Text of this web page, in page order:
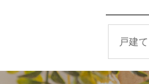
戸建て